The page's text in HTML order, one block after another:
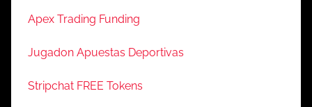
Apex Trading Funding
Jugadon Apuestas Deportivas
Stripchat FREE Tokens